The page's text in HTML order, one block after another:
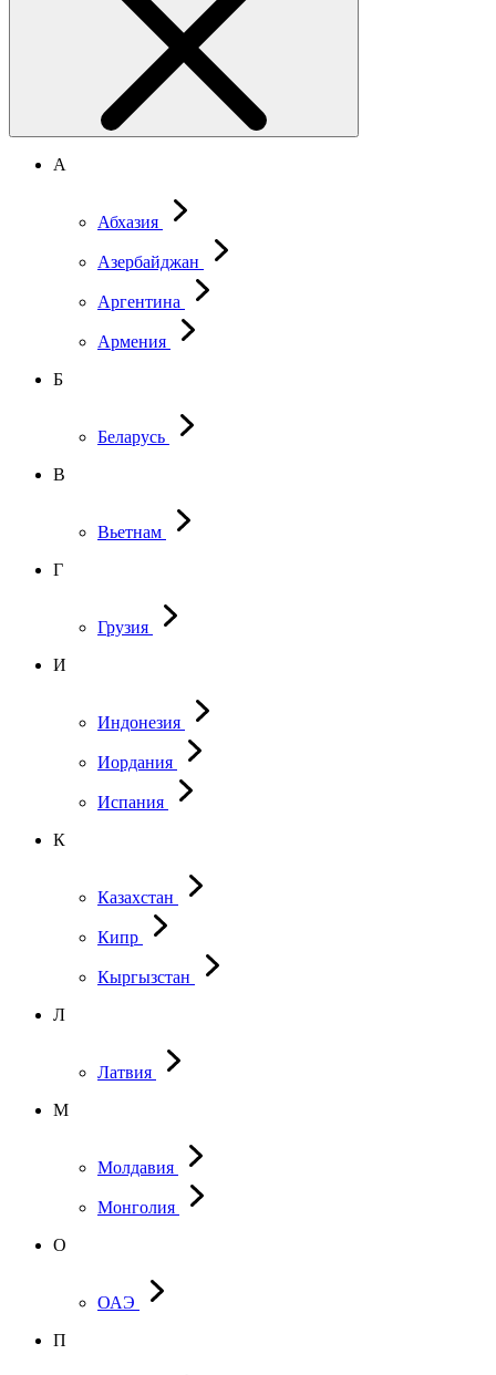
А
Абхазия
Азербайджан
Аргентина
Армения
Б
Беларусь
В
Вьетнам
Г
Грузия
И
Индонезия
Иордания
Испания
К
Казахстан
Кипр
Кыргызстан
Л
Латвия
М
Молдавия
Монголия
О
ОАЭ
П